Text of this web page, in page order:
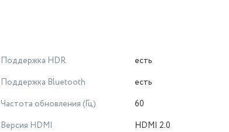
Поддержка HDR
есть
Поддержка Bluetooth
есть
Частота обновления (Гц)
60
Версия HDMI
HDMI 2.0